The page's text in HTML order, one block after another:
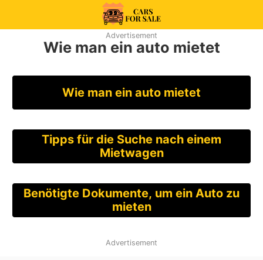
99CarsforSale
Advertisement
Wie man ein auto mietet
Wie man ein auto mietet
Tipps für die Suche nach einem
Mietwagen
Benötigte Dokumente, um ein Auto zu
mieten
Advertisement